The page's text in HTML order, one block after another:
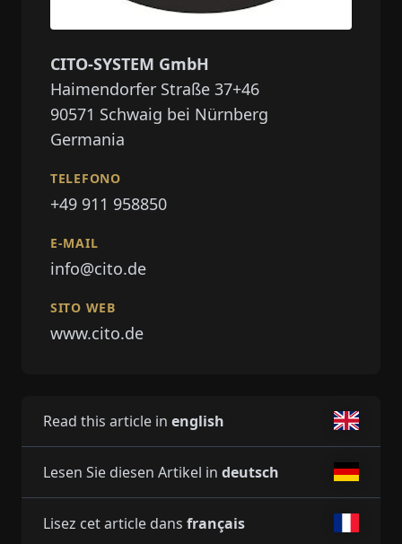
CITO-SYSTEM GmbH
Haimendorfer Straße 37+46
90571 Schwaig bei Nürnberg
Germania
TELEFONO
+49 911 958850
E-MAIL
info@cito.de
SITO WEB
www.cito.de
Read this article in english
Lesen Sie diesen Artikel in deutsch
Lisez cet article dans français